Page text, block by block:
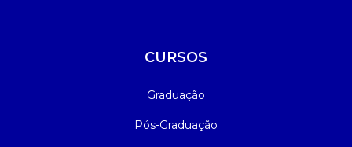
CURSOS
Graduação
Pós-Graduação